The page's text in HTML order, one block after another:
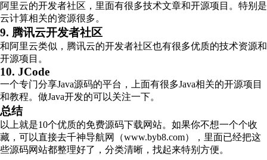
阿里云的开发者社区，里面有很多技术文章和开源项目。特别是
云计算相关的资源很多。
9. 腾讯云开发者社区
和阿里云类似，腾讯云的开发者社区也有很多优质的技术资源和
开源项目。
10. JCode
一个专门分享Java源码的平台，上面有很多Java相关的开源项目
和教程。做Java开发的可以关注一下。
总结
以上就是10个优质的免费源码下载网站。如果你不想一个个收
藏，可以直接去千神导航网（www.byb8.com），里面已经把这
些源码网站都整理好了，分类清晰，找起来特别方便。